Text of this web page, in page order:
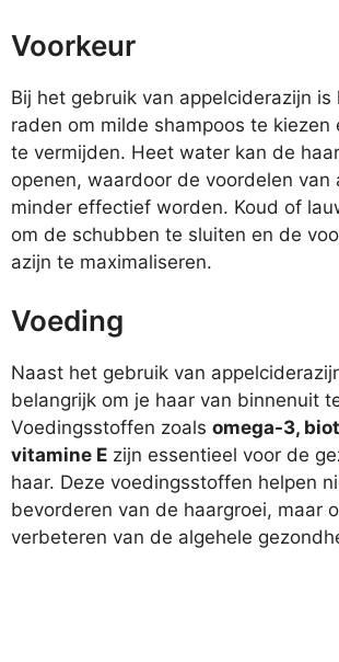
Voorkeur
Bij het gebruik van appelciderazijn is
raden om milde shampoos te kiezen
te vermijden. Heet water kan de
openen, waardoor de voordelen van
minder effectief worden. Koud of
om de schubben te sluiten en de
azijn te maximaliseren.
Voeding
Naast het gebruik van
belangrijk om je haar van binnenuit
Voedingsstoffen zoals omega-3,
vitamine E zijn essentieel voor de
haar. Deze voedingsstoffen helpen
bevorderen van de haargroei, maar
verbeteren van de algehele